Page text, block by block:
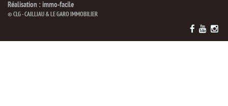
Réalisation : immo-facile
© CLG - CAILLIAU & LE GARO IMMOBILIER